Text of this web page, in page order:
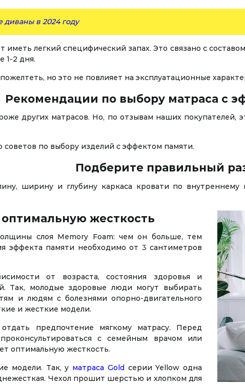
диваны в 2024 году
легкий специфический запах. Это связано с
1-2 дня.
но это не повлияет на эксплуатационные
Рекомендации по выбору матраса с
других матрасов. Но, по отзывам наших
по выбору изделий с эффектом памяти.
Подберите правильный
ширину и глубину каркаса кровати по
жесткость
слоя Memory Foam: чем он больше, тем
эффекта памяти необходимо от 3 сантиметров
от возраста, состояния здоровья и
Так, молодые здоровые люди могут выбирать
и людям с болезнями опорно-двигательного
и жесткие модели.
предпочтение мягкому матрасу. Перед
с семейным врачом или
оптимальную жесткость.
модели. Так, у матраса Gold серии Yellow одна
Чехол прошит шерстью и хлопком для